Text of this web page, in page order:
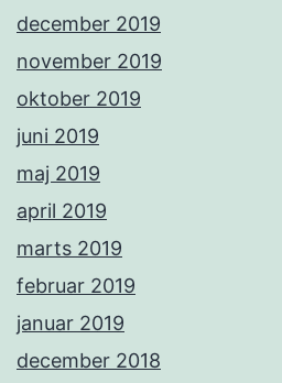
december 2019
november 2019
oktober 2019
juni 2019
maj 2019
april 2019
marts 2019
februar 2019
januar 2019
december 2018